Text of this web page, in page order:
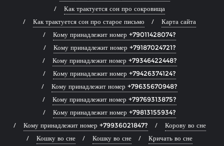
Как трактуется сон про сокровища
Как трактуется сон про старое письмо
Карта сайта
Кому принадлежит номер +79011428074?
Кому принадлежит номер +79187024721?
Кому принадлежит номер +79346422448?
Кому принадлежит номер +79426374124?
Кому принадлежит номер +79635670948?
Кому принадлежит номер +79769313875?
Кому принадлежит номер +79813155934?
Кому принадлежит номер +79936021847?
Корову во сне
Кошку во сне
Кошку во сне
Кричать во сне